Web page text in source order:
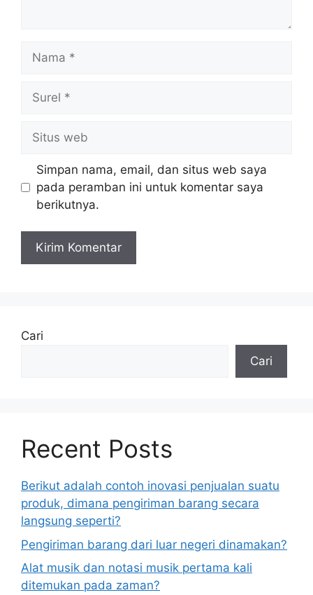
web
Simpan nama, email, dan situs web saya
pada peramban ini untuk komentar saya
berikutnya.
Cari
Cari
Recent Posts
Berikut adalah contoh inovasi penjualan suatu
produk, dimana pengiriman barang secara
langsung seperti?
Pengiriman barang dari luar negeri dinamakan?
Alat musik dan notasi musik pertama kali
ditemukan pada zaman?